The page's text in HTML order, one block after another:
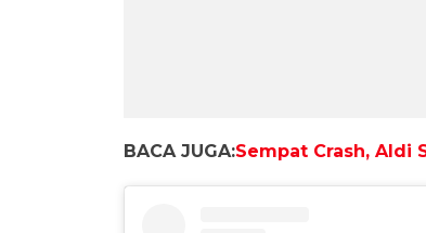
BACA JUGA:Sempat Crash, Aldi